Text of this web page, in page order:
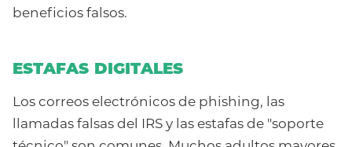
beneficios falsos.
ESTAFAS DIGITALES
Los correos electrónicos de phishing, las
llamadas falsas del IRS y las estafas de "soporte